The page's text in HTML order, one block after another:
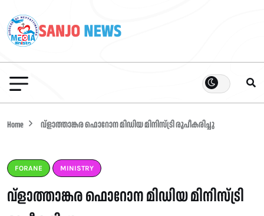
Home വ്ളാത്താങ്കര ഫൊറോന മിഡിയ മിനിസ്ട്രി രൂപീകരിച്ചു
FORANE MINISTRY
വ്ളാത്താങ്കര ഫൊറോന മിഡിയ മിനിസ്ട്രി